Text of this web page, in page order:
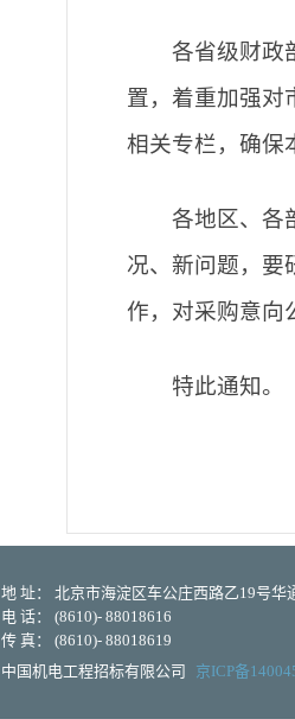
各省级财政部
置，着重加强对
相关专栏，确保
各地区、各部
况、新问题，要
作，对采购意向
特此通知。
地 址： 北京市海淀区车公庄西路乙19号华
电 话： (8610)- 88018616
传 真： (8610)- 88018619
中国机电工程招标有限公司
京ICP备